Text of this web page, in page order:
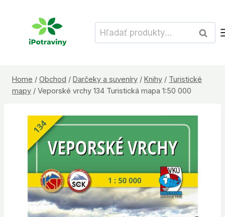
Hľadať:
Home / Obchod / Darčeky a suveníry / Knihy / Turistické
mapy / Veporské vrchy 134 Turistická mapa 1:50 000